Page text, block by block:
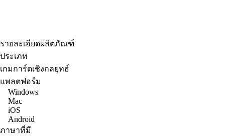
รายละเอียดผลิตภัณฑ์
ประเภท
เกมการ์ดเชิงกลยุทธ์
แพลตฟอร์ม
Windows
Mac
iOS
Android
ภาษาที่มี